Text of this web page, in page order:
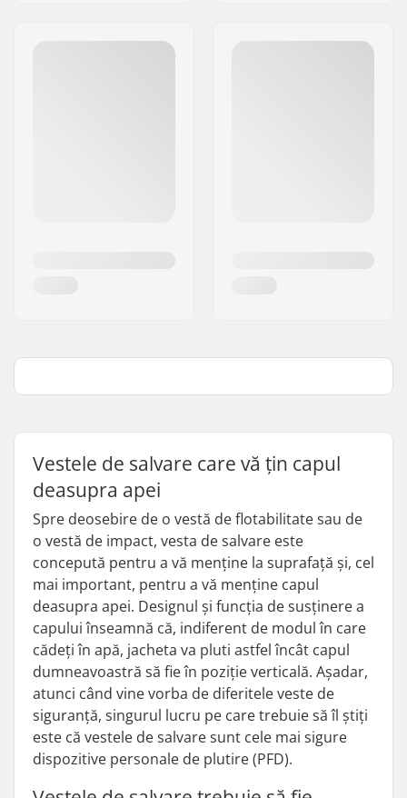
Vestele de salvare care vă țin capul
deasupra apei
Spre deosebire de o vestă de flotabilitate sau de
o vestă de impact, vesta de salvare este
concepută pentru a vă menține la suprafață și, cel
mai important, pentru a vă menține capul
deasupra apei. Designul și funcția de susținere a
capului înseamnă că, indiferent de modul în care
cădeți în apă, jacheta va pluti astfel încât capul
dumneavoastră să fie în poziție verticală. Așadar,
atunci când vine vorba de diferitele veste de
siguranță, singurul lucru pe care trebuie să îl știți
este că vestele de salvare sunt cele mai sigure
dispozitive personale de plutire (PFD).